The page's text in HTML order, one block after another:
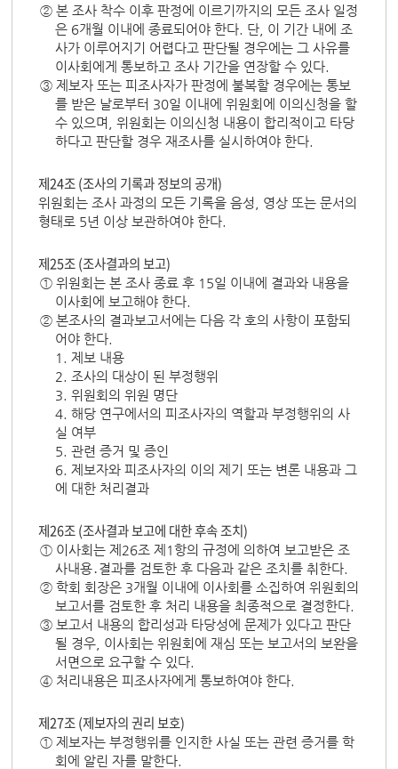
② 본 조사 착수 이후 판정에 이르기까지의 모든 조사 일정
은 6개월 이내에 종료되어야 한다. 단, 이 기간 내에 조
사가 이루어지기 어렵다고 판단될 경우에는 그 사유를
이사회에게 통보하고 조사 기간을 연장할 수 있다.
③ 제보자 또는 피조사자가 판정에 불복할 경우에는 통보
를 받은 날로부터 30일 이내에 위원회에 이의신청을 할
수 있으며, 위원회는 이의신청 내용이 합리적이고 타당
하다고 판단할 경우 재조사를 실시하여야 한다.
제24조 (조사의 기록과 정보의 공개)
위원회는 조사 과정의 모든 기록을 음성, 영상 또는 문서의
형태로 5년 이상 보관하여야 한다.
제25조 (조사결과의 보고)
① 위원회는 본 조사 종료 후 15일 이내에 결과와 내용을
이사회에 보고해야 한다.
② 본조사의 결과보고서에는 다음 각 호의 사항이 포함되
어야 한다.
1. 제보 내용
2. 조사의 대상이 된 부정행위
3. 위원회의 위원 명단
4. 해당 연구에서의 피조사자의 역할과 부정행위의 사
실 여부
5. 관련 증거 및 증인
6. 제보자와 피조사자의 이의 제기 또는 변론 내용과 그
에 대한 처리결과
제26조 (조사결과 보고에 대한 후속 조치)
① 이사회는 제26조 제1항의 규정에 의하여 보고받은 조
사내용․결과를 검토한 후 다음과 같은 조치를 취한다.
② 학회 회장은 3개월 이내에 이사회를 소집하여 위원회의
보고서를 검토한 후 처리 내용을 최종적으로 결정한다.
③ 보고서 내용의 합리성과 타당성에 문제가 있다고 판단
될 경우, 이사회는 위원회에 재심 또는 보고서의 보완을
서면으로 요구할 수 있다.
④ 처리내용은 피조사자에게 통보하여야 한다.
제27조 (제보자의 권리 보호)
① 제보자는 부정행위를 인지한 사실 또는 관련 증거를 학
회에 알린 자를 말한다.